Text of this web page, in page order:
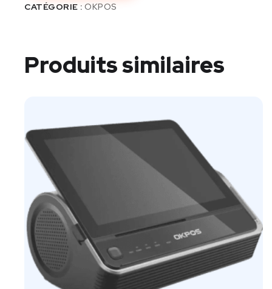
CATÉGORIE : OKPOS
Produits similaires